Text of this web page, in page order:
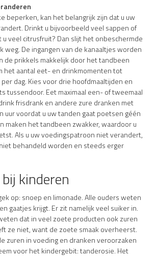
beperken, kan het belangrijk zijn dat u uw
Drinkt u bijvoorbeeld veel sappen of
u veel citrusfruit? Dan slijt het onbeschermde
weg. De ingangen van de kanaaltjes worden
de prikkels makkelijk door het tandbeen
het aantal eet- en drinkmomenten tot
dag. Kies voor drie hoofdmaaltijden en
tussendoor. Eet maximaal een- of tweemaal
frisdrank en andere zure dranken met
uur voordat u uw tanden gaat poetsen géén
maken het tandbeen zwakker, waardoor u
Als u uw voedingspatroon niet verandert,
behandeld worden en steeds erger
kinderen
op: snoep en limonade. Alle ouders weten
gaatjes krijgt. Er zit namelijk veel suiker in.
dat in veel zoete producten ook zuren
ze niet, want de zoete smaak overheerst.
zuren in voeding en dranken veroorzaken
voor het kindergebit: tanderosie. Het